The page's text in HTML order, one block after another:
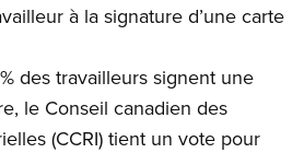
à la signature d’une carte
des travailleurs signent une
le Conseil canadien des
(CCRI) tient un vote pour